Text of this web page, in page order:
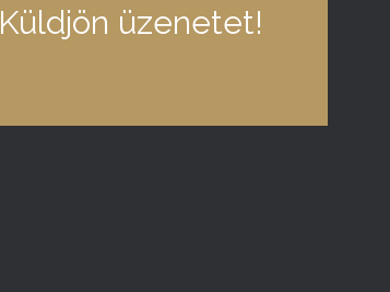
Küldjön üzenetet!